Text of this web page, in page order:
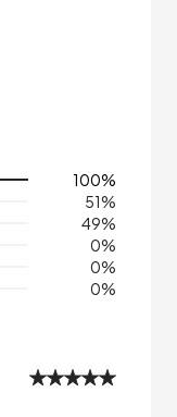
100%
51%
49%
0%
0%
0%